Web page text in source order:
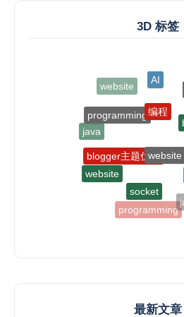
3D 标签
website
AI
java
programming
编程
programming
website
blogger主题优化
programming
socket
最新文章